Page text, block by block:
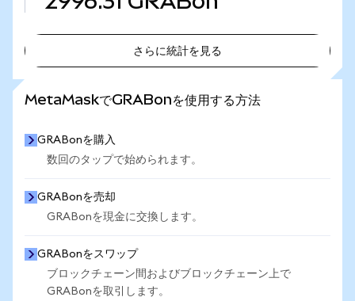
さらに統計を見る
MetaMaskでGRABonを使用する方法
GRABonを購入
数回のタップで始められます。
GRABonを売却
GRABonを現金に交換します。
GRABonをスワップ
ブロックチェーン間およびブロックチェーン上で
GRABonを取引します。